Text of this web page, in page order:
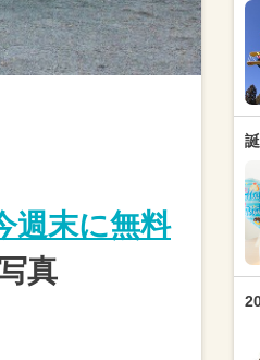
週末に無料
真